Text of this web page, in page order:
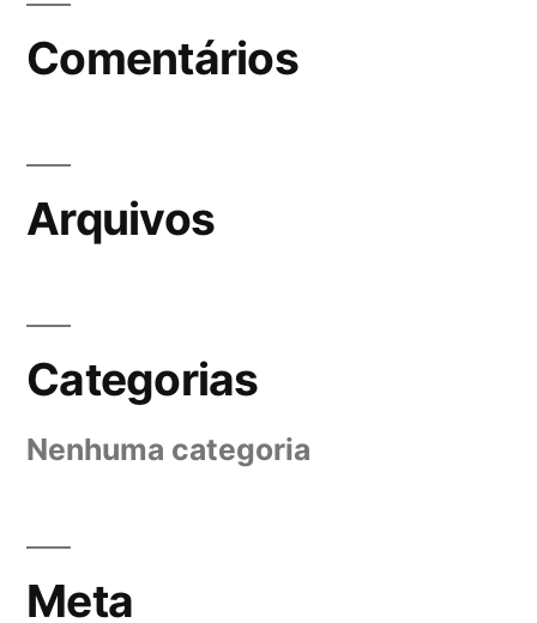
Comentários
Arquivos
Categorias
Nenhuma categoria
Meta